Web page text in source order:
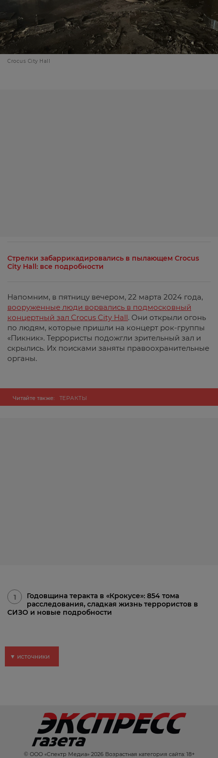
Crocus City Hall
Стрелки забаррикадировались в пылающем Crocus
City Hall: все подробности
Напомним, в пятницу вечером, 22 марта 2024 года,
вооруженные люди ворвались в подмосковный
концертный зал Crocus City Hall. Они открыли огонь
по людям, которые пришли на концерт рок-группы
«Пикник». Террористы подожгли зрительный зал и
скрылись. Их поисками заняты правоохранительные
органы.
Читайте также: ТЕРАКТЫ
1
Годовщина теракта в «Крокусе»: 854 тома
расследования, сладкая жизнь террористов в
СИЗО и новые подробности
▼ источники
© ООО «Спектр Медиа» 2026 Возрастная категория сайта: 18+